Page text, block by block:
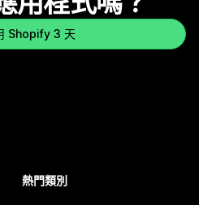
Shopify 3 天
熱門類別